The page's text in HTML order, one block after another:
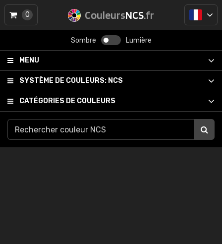
CouleursNCS.fr
Sombre Lumière
MENU
SYSTÈME DE COULEURS: NCS
CATÉGORIES DE COULEURS
0